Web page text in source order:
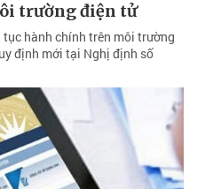
trường điện tử
hành chính trên môi trường
định mới tại Nghị định số